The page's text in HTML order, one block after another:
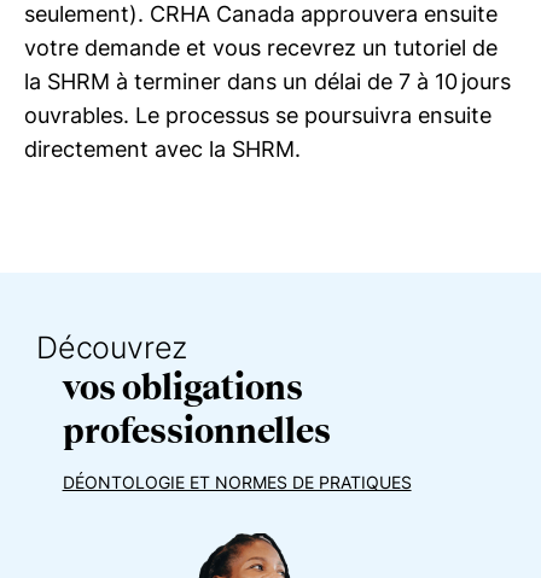
seulement). CRHA Canada approuvera ensuite
votre demande et vous recevrez un tutoriel de
la SHRM à terminer dans un délai de 7 à 10 jours
ouvrables. Le processus se poursuivra ensuite
directement avec la SHRM.
Découvrez
vos obligations
professionnelles
DÉONTOLOGIE ET NORMES DE PRATIQUES